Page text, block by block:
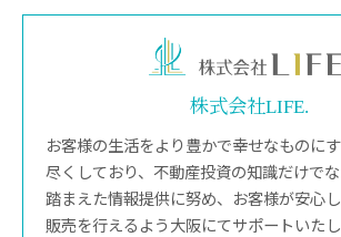
株式会社LIFE.
お客様の生活をより豊かで幸せなものに
尽くしており、不動産投資の知識だけで
踏まえた情報提供に努め、お客様が安心し
販売を行えるよう大阪にてサポートいたし